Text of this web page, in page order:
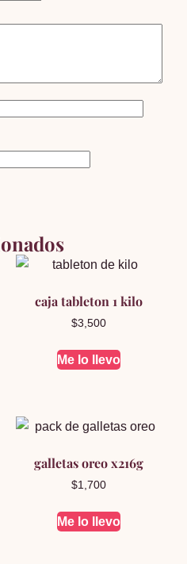
caja tableton 1 kilo
$3,500
Me lo llevo
galletas oreo x216g
$1,700
Me lo llevo